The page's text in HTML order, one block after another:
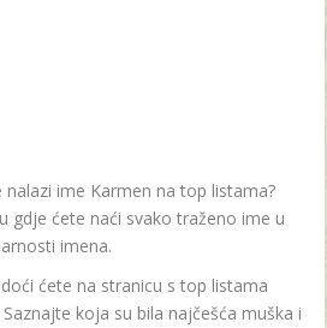
ime Karmen na top listama?
gdje ćete naći svako traženo ime u
imena.
ćete na stranicu s top listama
koja su bila najčešća muška i